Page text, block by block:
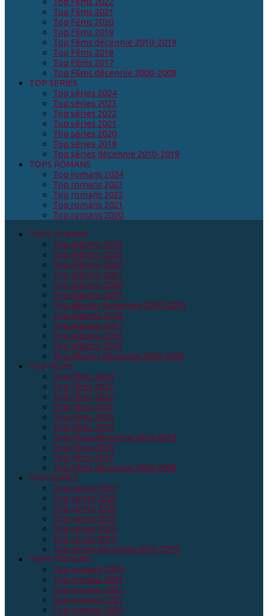
Top Films 2021
Top Films 2020
Top Films 2019
Top Films décennie 2010-2019
Top Films 2018
Top Films 2017
Top Films décennie 2000-2009
TOP SERIES
Top séries 2024
Top séries 2023
Top séries 2022
Top séries 2021
Top séries 2020
Top séries 2019
Top séries décennie 2010-2019
TOPS ROMANS
Top romans 2024
Top romans 2023
Top romans 2022
Top romans 2021
Top romans 2020
TOPS ALBUMS
Top Albums 2024
Top Albums 2023
Top Albums 2022
Top Albums 2021
Top Albums 2020
Top Albums 2019
Top albums Décennie 2010-2019
Top Albums 2018
Top Albums 2017
Top Albums 2016
Top Albums 2015
Top albums décennie 2000-2009
TOP FILMS
Top Films 2024
Top Films 2023
Top Films 2022
Top Films 2021
Top Films 2020
Top Films 2019
Top Films décennie 2010-2019
Top Films 2018
Top Films 2017
Top Films décennie 2000-2009
TOP SERIES
Top séries 2024
Top séries 2023
Top séries 2022
Top séries 2021
Top séries 2020
Top séries 2019
Top séries décennie 2010-2019
TOPS ROMANS
Top romans 2024
Top romans 2023
Top romans 2022
Top romans 2021
Top romans 2020